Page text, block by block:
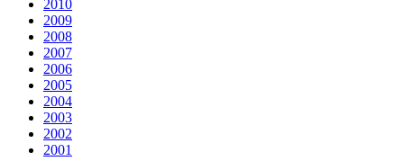
2010
2009
2008
2007
2006
2005
2004
2003
2002
2001